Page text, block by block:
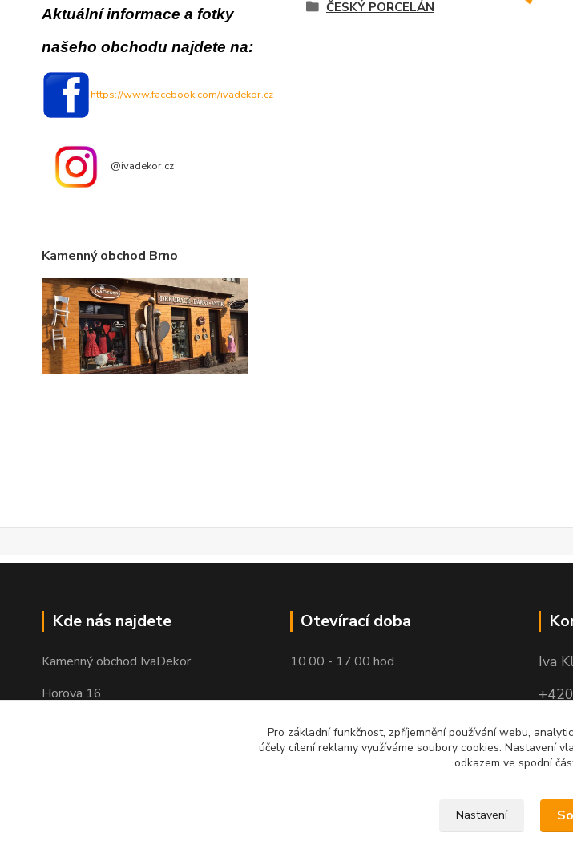
Aktuální informace a fotky
našeho obchodu najdete na:
https://www.facebook.com/ivadekor.cz
@ivadekor.cz
Kamenný obchod Brno
ČESKÝ PORCELÁN
Kde nás najdete
Kamenný obchod IvaDekor
Horova 16
Otevírací doba
10.00 - 17.00 hod
Iva
(po-
Pro základní funkčnost, zpříjemnění používání webu,
účely cílení reklamy využíváme soubory cookies. Nastavení
odkazem ve spodní
Nastavení